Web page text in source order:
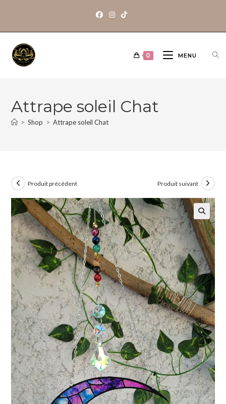
0 MENU
Attrape soleil Chat
> Shop > Attrape soleil Chat
Produit précédent Produit suivant
🔍